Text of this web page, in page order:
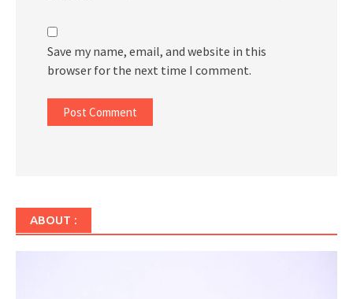
Save my name, email, and website in this
browser for the next time I comment.
ABOUT :